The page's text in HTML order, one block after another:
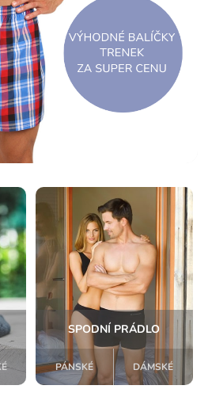
SPODNÍ PRÁDLO
PÁNSKÉ DÁMSKÉ